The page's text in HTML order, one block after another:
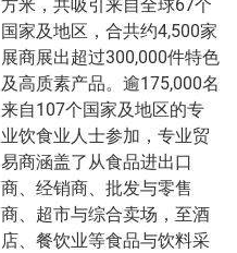
方米，共吸引来自全球67个
国家及地区，合共约4,500家
展商展出超过300,000件特色
及高质素产品。逾175,000名
来自107个国家及地区的专
业饮食业人士参加，专业贸
易商涵盖了从食品进出口
商、经销商、批发与零售
商、超市与综合卖场，至酒
店、餐饮业等食品与饮料采